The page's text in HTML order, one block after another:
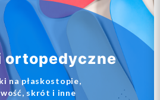
ortopedyczne
na płaskostopie,
skrót i inne